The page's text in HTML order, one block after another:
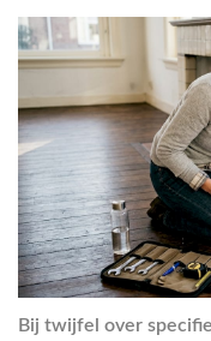
Bij twijfel over